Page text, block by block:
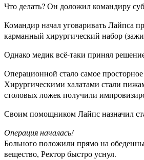
Что делать? Он доложил командиру
Командир начал уговаривать Лайпса
карманный хирургический набор
Однако медик всё-таки принял
Операционной стало самое
Хирургическими халатами стали
столовых ложек получили
Своим помощником Лайпс назначил
Операция началась!
Больного положили прямо на
вещество, Ректор быстро уснул.